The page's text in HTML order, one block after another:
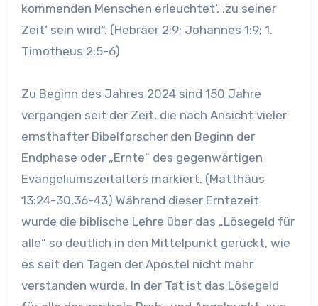
kommenden Menschen erleuchtet‘, ‚zu seiner
Zeit‘ sein wird“. (Hebräer 2:9; Johannes 1:9; 1.
Timotheus 2:5-6)
Zu Beginn des Jahres 2024 sind 150 Jahre
vergangen seit der Zeit, die nach Ansicht vieler
ernsthafter Bibelforscher den Beginn der
Endphase oder „Ernte“ des gegenwärtigen
Evangeliumszeitalters markiert. (Matthäus
13:24-30,36-43) Während dieser Erntezeit
wurde die biblische Lehre über das „Lösegeld für
alle“ so deutlich in den Mittelpunkt gerückt, wie
es seit den Tagen der Apostel nicht mehr
verstanden wurde. In der Tat ist das Lösegeld